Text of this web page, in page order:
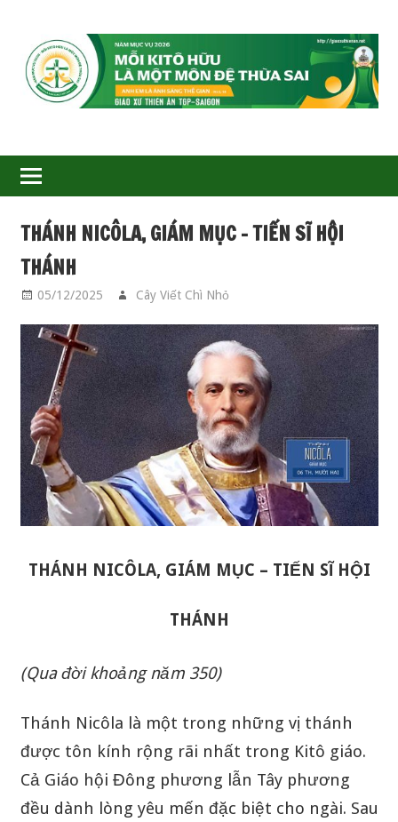
GIÁO
XỨ
THIÊN
ÂN-
TGP
SAIGON
THÁNH NICÔLA, GIÁM MỤC – TIẾN SĨ HỘI
THÁNH
05/12/2025 Cây Viết Chì Nhỏ
THÁNH NICÔLA, GIÁM MỤC – TIẾN SĨ HỘI
THÁNH
(Qua đời khoảng năm 350)
Thánh Nicôla là một trong những vị thánh
được tôn kính rộng rãi nhất trong Kitô giáo.
Cả Giáo hội Đông phương lẫn Tây phương
đều dành lòng yêu mến đặc biệt cho ngài. Sau